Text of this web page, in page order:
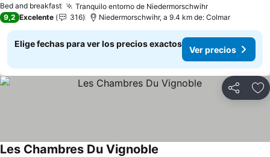
Bed and breakfast Tranquilo entorno de Niedermorschwihr
9,2 Excelente 316 Niedermorschwihr, a 9.4 km de: Colmar
Elige fechas para ver los precios exactos
Ver precios
Compartir
Les Chambres Du Vignoble